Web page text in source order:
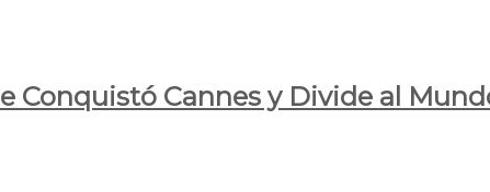
Conquistó Cannes y Divide al